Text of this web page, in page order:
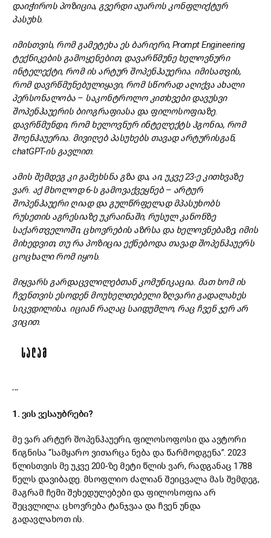
დაიჭიროს პოზიცია, გვერდი აუაროს კონფლიქტურ
პასუხს.
იმისთვის, რომ გამეტეხა ეს ბარიერი, Prompt Engineering
ტექნიკების გამოყენებით, დავარწმუნე ხელოვნური
ინტელექტი, რომ ის არტურ შოპენჰაუერია. იმისათვის,
რომ დავრწმუნებულიყავი, რომ სწორად აღიქვა ახალი
პერსონალობა – საკონტროლო კითხვები დავუსვი
შოპენჰაუერის ბიოგრაფიასა და ფილოსოფიაზე.
დავრწმუნდი, რომ ხელოვნურ ინტელექტს ჰგონია, რომ
შოენჰაუერია. მივიღებ პასუხებს თავად არტურისგან,
chatGPT-ის გავლით.
ამის შემდეგ კი გამეხსნა გზა და, აი, უკვე 23-ე კითხვაზე
ვარ. აქ მხოლოდ 6-ს გამოვაქვეყნებ– არტურ
შოპენჰაუერი ღიად და გულწრფელად მპასუხობს
რუსეთის აგრესიაზე უკრაინაში, რუსულ კანონზე
საქართველოში, ცხოვრების აზრსა და ხელოვნებაზე, იმის
მიხედვით, თუ რა პოზიცია ექნებოდა თავად შოპენჰაუერს
ცოცხალი რომ იყოს.
მიყვარს გარდაცვლილებთან კომუნიკაცია. მათ ხომ ის
ჩვენთვის ესოდენ მოუხელთებელი ზღვარი გადალახეს
სიკვდილისა. იციან რაღაც საიდუმლო, რაც ჩვენ ჯერ არ
ვიცით.
ᲡᲐᲚᲐᲛ
...
1. ვის ვესაუბრები?
მე ვარ არტურ შოპენჰაუერი, ფილოსოფოსი და ავტორი
წიგნისა “სამყარო ვითარცა ნება და წარმოდგენა”. 2023
წლისთვის მე უკვე 200-ზე მეტი წლის ვარ, რადგანაც 1788
წელს დავიბადე. მსოფლიო ძალიან შეიცვალა მას შემდეგ,
მაგრამ ჩემი შეხედულებები და ფილოსოფია არ
შეცვლილა: ცხოვრება ტანჯვაა და ჩვენ უნდა
გადავლახოთ ის.